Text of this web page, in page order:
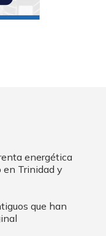
energética
en Trinidad y
que han